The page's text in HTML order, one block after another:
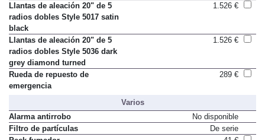
Llantas de aleación 20" de 5
radios dobles Style 5017 satin
black
1.526 €
Llantas de aleación 20" de 5
radios dobles Style 5036 dark
grey diamond turned
1.526 €
Rueda de repuesto de
emergencia
289 €
Varios
Alarma antirrobo
No disponible
Filtro de partículas
De serie